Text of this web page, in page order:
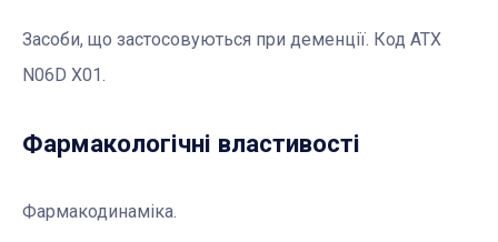
Засоби, що застосовуються при деменції. Код АТХ
N06D X01.
Фармакологічні властивості
Фармакодинаміка.